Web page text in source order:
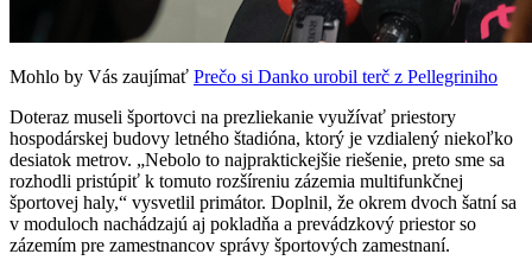
Mohlo by Vás zaujímať Prečo si Danko urobil terč z Pellegriniho
Doteraz museli športovci na prezliekanie využívať priestory
hospodárskej budovy letného štadióna, ktorý je vzdialený niekoľko
desiatok metrov. „Nebolo to najpraktickejšie riešenie, preto sme sa
rozhodli pristúpiť k tomuto rozšíreniu zázemia multifunkčnej
športovej haly,“ vysvetlil primátor. Doplnil, že okrem dvoch šatní sa
v moduloch nachádzajú aj pokladňa a prevádzkový priestor so
zázemím pre zamestnancov správy športových zamestnaní.